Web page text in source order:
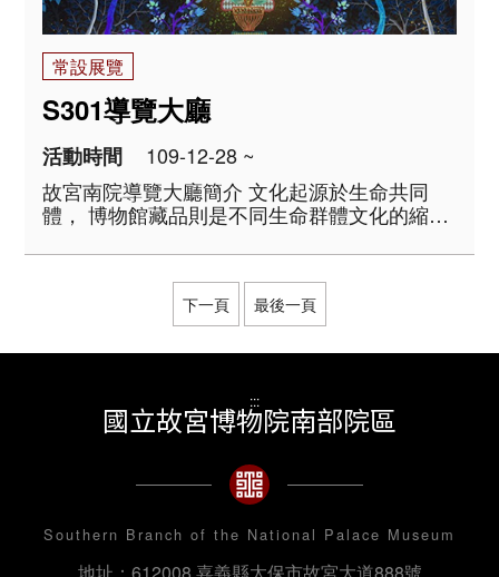
常設展覽
S301導覽大廳
活動時間
109-12-28 ~
故宮南院導覽大廳簡介 文化起源於生命共同
體， 博物館藏品則是不同生命群體文化的縮影
值信仰、工藝成就及藝術表現，一件藏品可訴
說的，遠不只一個時代的故事。 國立故宮博
物院典藏近七十萬件文物， ..
下一頁 最後一頁
:::
國立故宮博物院南部院區
Southern Branch of the National Palace Museum